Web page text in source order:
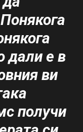
дали е в
ви
получи